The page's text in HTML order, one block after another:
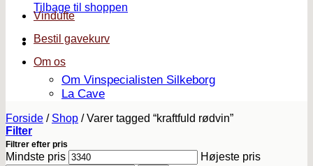
Tilbage til shoppen
Vindufte
Bestil gavekurv
Om os
Om Vinspecialisten Silkeborg
La Cave
Forside / Shop /Varer tagged “kraftfuld rødvin”
Filter
Filtrer efter pris
Mindste pris Højeste pris